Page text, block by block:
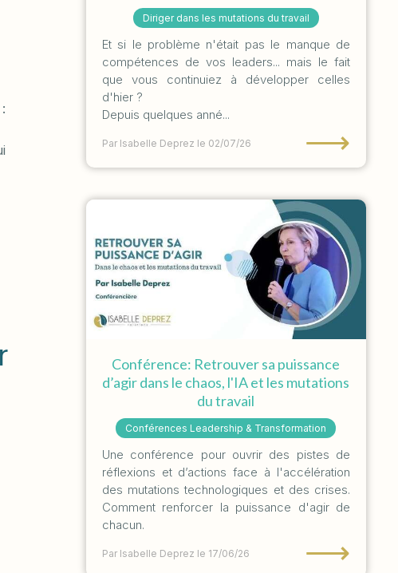
Diriger dans les mutations du travail
Et si le problème n'était pas le manque de
compétences de vos leaders... mais le fait
que vous continuiez à développer celles
d'hier ?
Depuis quelques anné...
Par Isabelle Deprez le 02/07/26 ⟶
Conférence: Retrouver sa puissance
d’agir dans le chaos, l'IA et les mutations
du travail
Conférences Leadership & Transformation
Une conférence pour ouvrir des pistes de
réflexions et d’actions face à l'accélération
des mutations technologiques et des crises.
Comment renforcer la puissance d'agir de
chacun.
Par Isabelle Deprez le 17/06/26 ⟶